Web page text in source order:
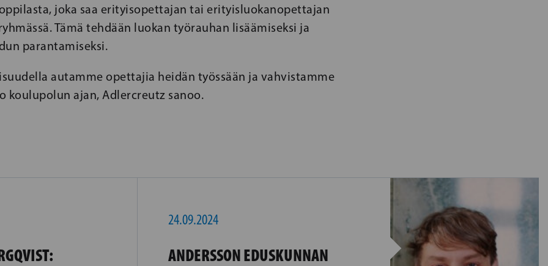
joka saa erityisopettajan tai erityisluokanopettajan
Tämä tehdään luokan työrauhan lisäämiseksi ja
parantamiseksi.
autamme opettajia heidän työssään ja vahvistamme
koulupolun ajan, Adlercreutz sanoo.
24.09.2024
ANDERSSON EDUSKUNNAN